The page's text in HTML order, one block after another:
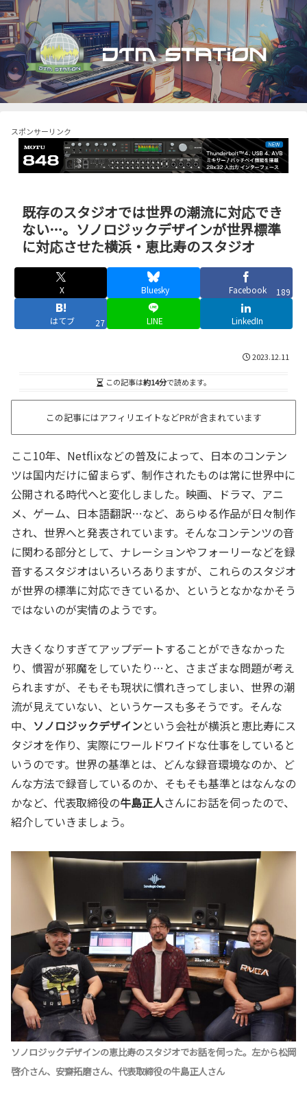
スポンサーリンク
既存のスタジオでは世界の潮流に対応でき
ない…。ソノロジックデザインが世界標準
に対応させた横浜・恵比寿のスタジオ
X Bluesky Facebook 189
はてブ 27 LINE LinkedIn
2023.12.11
この記事は約14分で読めます。
この記事にはアフィリエイトなどPRが含まれています
ここ10年、Netflixなどの普及によって、日本のコンテン
ツは国内だけに留まらず、制作されたものは常に世界中に
公開される時代へと変化しました。映画、ドラマ、アニ
メ、ゲーム、日本語翻訳…など、あらゆる作品が日々制作
され、世界へと発表されています。そんなコンテンツの音
に関わる部分として、ナレーションやフォーリーなどを録
音するスタジオはいろいろありますが、これらのスタジオ
が世界の標準に対応できているか、というとなかなかそう
ではないのが実情のようです。
大きくなりすぎてアップデートすることができなかった
り、慣習が邪魔をしていたり…と、さまざまな問題が考え
られますが、そもそも現状に慣れきってしまい、世界の潮
流が見えていない、というケースも多そうです。そんな
中、 ソノロジックデザインという会社が横浜と恵比寿にス
タジオを作り、実際にワールドワイドな仕事をしていると
いうのです。世界の基準とは、どんな録音環境なのか、ど
んな方法で録音しているのか、そもそも基準とはなんなの
かなど、代表取締役の牛島正人さんにお話を伺ったので、
紹介していきましょう。
ソノロジックデザインの恵比寿のスタジオでお話を伺った。左から松岡
啓介さん、安齋拓磨さん、代表取締役の牛島正人さん